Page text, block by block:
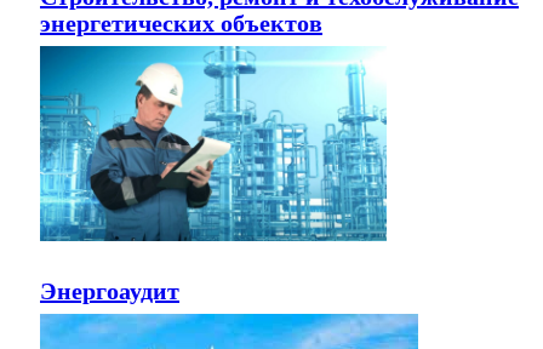
энергетических объектов
Энергоаудит